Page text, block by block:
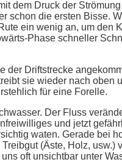
dem Druck der
schon die ersten Bisse.
ein wenig an, um den
Phase schneller
der Driftstrecke
sie wieder nach oben
für eine Forelle.
Der Fluss
und jetzt
waten. Gerade bei
(Äste, Holz, usw.)
oft unsichtbar unter